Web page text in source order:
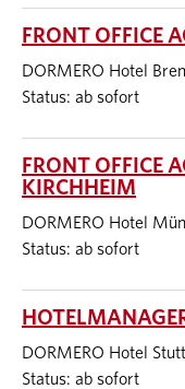
FRONT OFFICE
DORMERO Hotel
Status: ab sofort
FRONT OFFICE
KIRCHHEIM
DORMERO Hotel
Status: ab sofort
DORMERO Hotel
Status: ab sofort